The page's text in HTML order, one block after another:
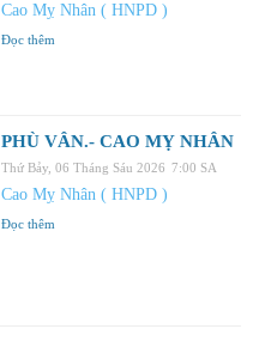
Cao Mỵ Nhân ( HNPD )
Đọc thêm
PHÙ VÂN.- CAO MỴ NHÂN
Thứ Bảy, 06 Tháng Sáu 2026 7:00 SA
Cao Mỵ Nhân ( HNPD )
Đọc thêm